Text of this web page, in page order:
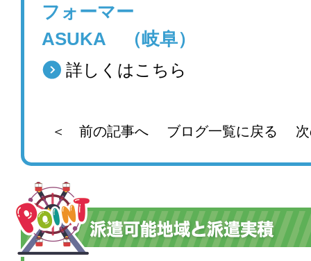
フォーマー
ASUKA （岐阜）
詳しくはこちら
＜ 前の記事へ ブログ一覧に戻る